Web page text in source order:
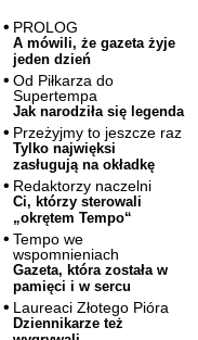
PROLOG
A mówili, że gazeta żyje
jeden dzień
Od Piłkarza do
Supertempa
Jak narodziła się legenda
Przeżyjmy to jeszcze raz
Tylko najwięksi
zasługują na okładkę
Redaktorzy naczelni
Ci, którzy sterowali
„okrętem Tempo“
Tempo we
wspomnieniach
Gazeta, która została w
pamięci i w sercu
Laureaci Złotego Pióra
Dziennikarze też